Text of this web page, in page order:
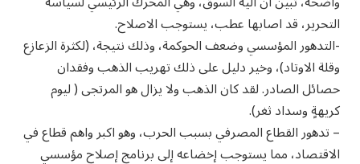
التحرير، قد اصابها عطب، يستوجب الاصلاح.
-التدهور المؤسسي وضعف الحوكمة، وذلك نتيجة، (لكثرة الزعازع
وقلة الاوتاد)، وخير دليل على ذلك تهريب الذهب وفقدان
حصائل الصادر. لقد كان الذهب ولا يزال هو المرتجى ( ليوم
كريهةٍ وسداد ثغر).
– تدهور القطاع المصرفي بسبب الحرب، وهو اكبر واهم قطاع في
الاقتصاد، مما يستوجب إخضاعه إلى برنامج إصلاح مؤسسي